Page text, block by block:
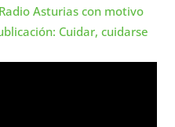
Asturias con motivo
Cuidar, cuidarse